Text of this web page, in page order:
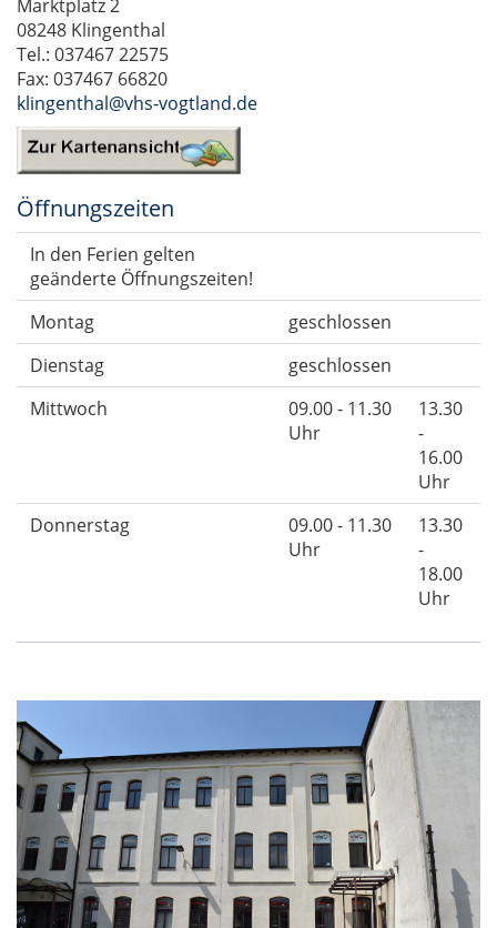
Marktplatz 2
08248 Klingenthal
Tel.: 037467 22575
Fax: 037467 66820
klingenthal@vhs-vogtland.de
Öffnungszeiten
In den Ferien gelten
geänderte Öffnungszeiten!
Montag
geschlossen
Dienstag
geschlossen
Mittwoch
09.00 - 11.30
Uhr
13.30
-
16.00
Uhr
Donnerstag
09.00 - 11.30
Uhr
13.30
-
18.00
Uhr